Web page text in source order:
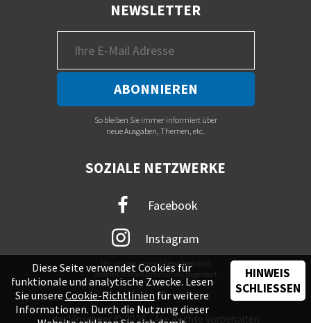
NEWSLETTER
So bleiben Sie immer informiert über
neue Ausgaben, Themen, etc.
SOZIALE NETZWERKE
Facebook
Instagram
Mit immer neuem Newsfeed wird
unsere Online-Community begeistert
der Vinschger © 2026 - Alle Rechte vorbehalten
Diese Seite verwendet Cookies für
funktionale und analytische Zwecke. Lesen
Sie unsere Cookie-Richtlinien für weitere
Informationen. Durch die Nutzung dieser
HINWEIS
SCHLIESSEN